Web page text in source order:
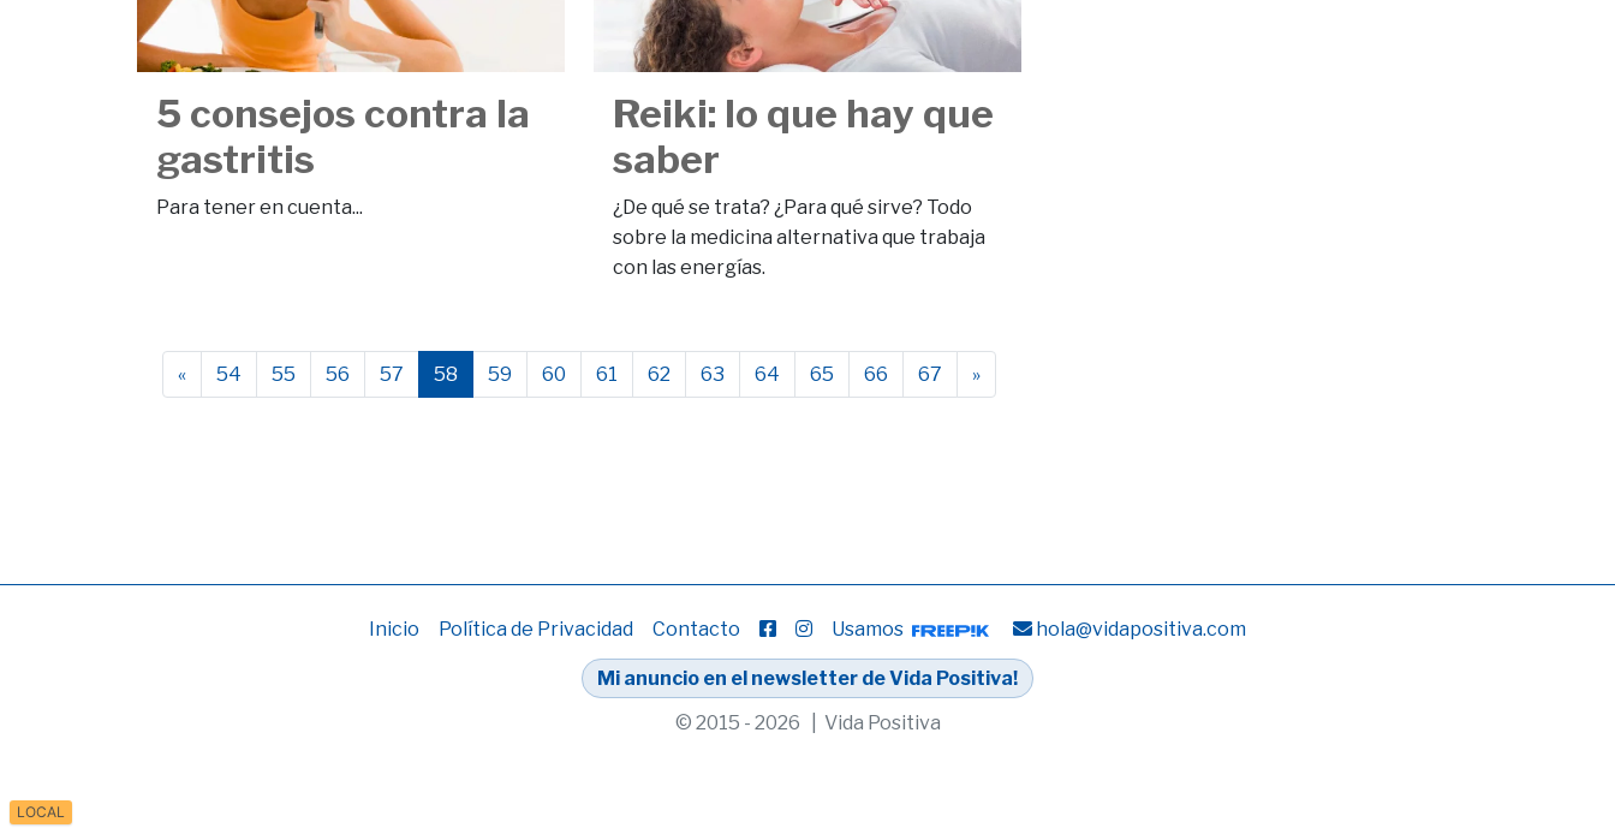
5 consejos contra la
gastritis
Para tener en cuenta...
Reiki: lo que hay que
saber
¿De qué se trata? ¿Para qué sirve? Todo
sobre la medicina alternativa que trabaja
con las energías.
« 54 55 56 57 58 59 60 61 62 63 64 65 66 67 »
Inicio Política de Privacidad Contacto Usamos hola@vidapositiva.com
Mi anuncio en el newsletter de Vida Positiva!
© 2015 - 2026 | Vida Positiva
LOCAL